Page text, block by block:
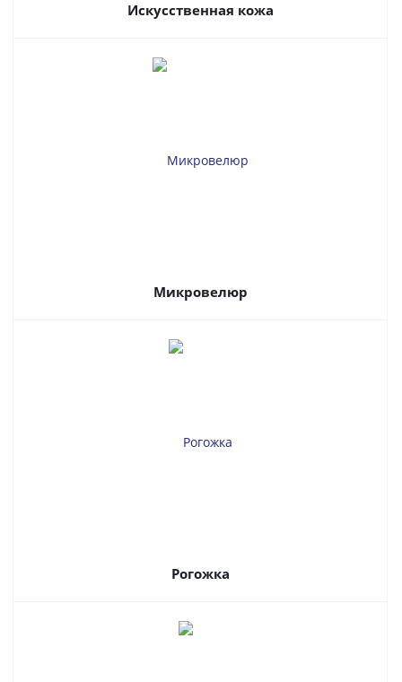
Искусственная кожа
Микровелюр
Рогожка